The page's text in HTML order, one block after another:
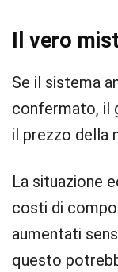
Il vero
Se il sistema
confermato, il
il prezzo della
La situazione
costi di
aumentati
questo